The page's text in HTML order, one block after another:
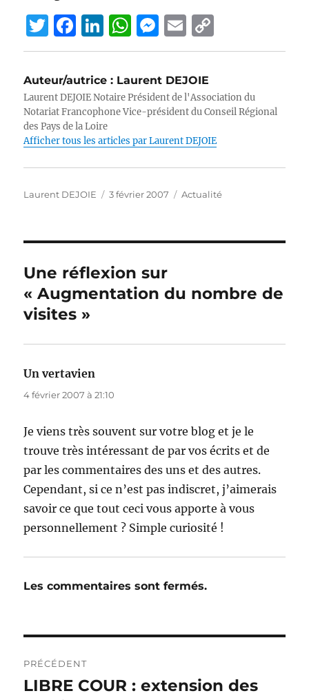
T
w
it
te
r
F
a
c
e
b
o
Li
n
e
d
I
W
h
s
A
p
M
e
ss
e
n
g
E
m
ai
l
o
y
Li
n
Auteur/autrice : Laurent DEJOIE
Laurent DEJOIE Notaire Président de l'Association du
Notariat Francophone Vice-président du Conseil Régional
des Pays de la Loire
Afficher tous les articles par Laurent DEJOIE
Auteur
Laurent DEJOIE
Publié
3 février 2007 Catégories
Actualité
Une réflexion sur
« Augmentation du nombre de
visites »
Un vertavien
4 février 2007 à 21:10
Je viens très souvent sur votre blog et je le
trouve très intéressant de par vos écrits et de
par les commentaires des uns et des autres.
Cependant, si ce n’est pas indiscret, j’aimerais
savoir ce que tout ceci vous apporte à vous
personnellement ? Simple curiosité !
Les commentaires sont fermés.
de
PRÉCÉDENT
Publication
LIBRE COUR : extension des